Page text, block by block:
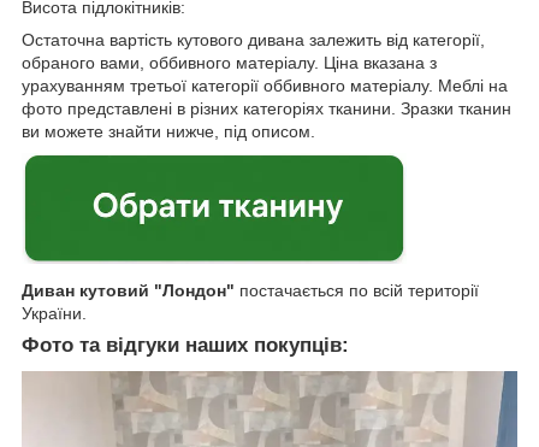
Висота підлокітників:
Остаточна вартість кутового дивана залежить від категорії,
обраного вами, оббивного матеріалу. Ціна вказана з
урахуванням третьої категорії оббивного матеріалу. Меблі на
фото представлені в різних категоріях тканини. Зразки тканин
ви можете знайти нижче, під описом.
Диван кутовий "Лондон" постачається по всій території
України.
Фото та відгуки наших покупців: